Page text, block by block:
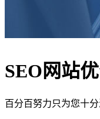
SEO网站
百分百努力只为您十分